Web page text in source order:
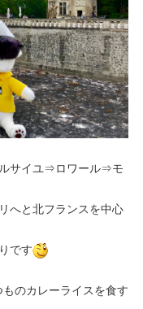
サイユ⇒ロワール⇒モ
と北フランスを中心
です
のカレーライスを食す